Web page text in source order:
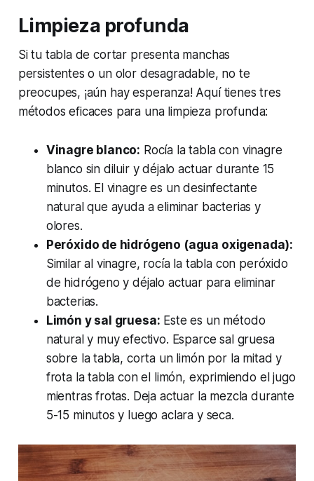
Limpieza profunda
Si tu tabla de cortar presenta manchas
persistentes o un olor desagradable, no te
preocupes, ¡aún hay esperanza! Aquí tienes tres
métodos eficaces para una limpieza profunda:
Vinagre blanco: Rocía la tabla con vinagre
blanco sin diluir y déjalo actuar durante 15
minutos. El vinagre es un desinfectante
natural que ayuda a eliminar bacterias y
olores.
Peróxido de hidrógeno (agua oxigenada):
Similar al vinagre, rocía la tabla con peróxido
de hidrógeno y déjalo actuar para eliminar
bacterias.
Limón y sal gruesa: Este es un método
natural y muy efectivo. Esparce sal gruesa
sobre la tabla, corta un limón por la mitad y
frota la tabla con el limón, exprimiendo el jugo
mientras frotas. Deja actuar la mezcla durante
5-15 minutos y luego aclara y seca.